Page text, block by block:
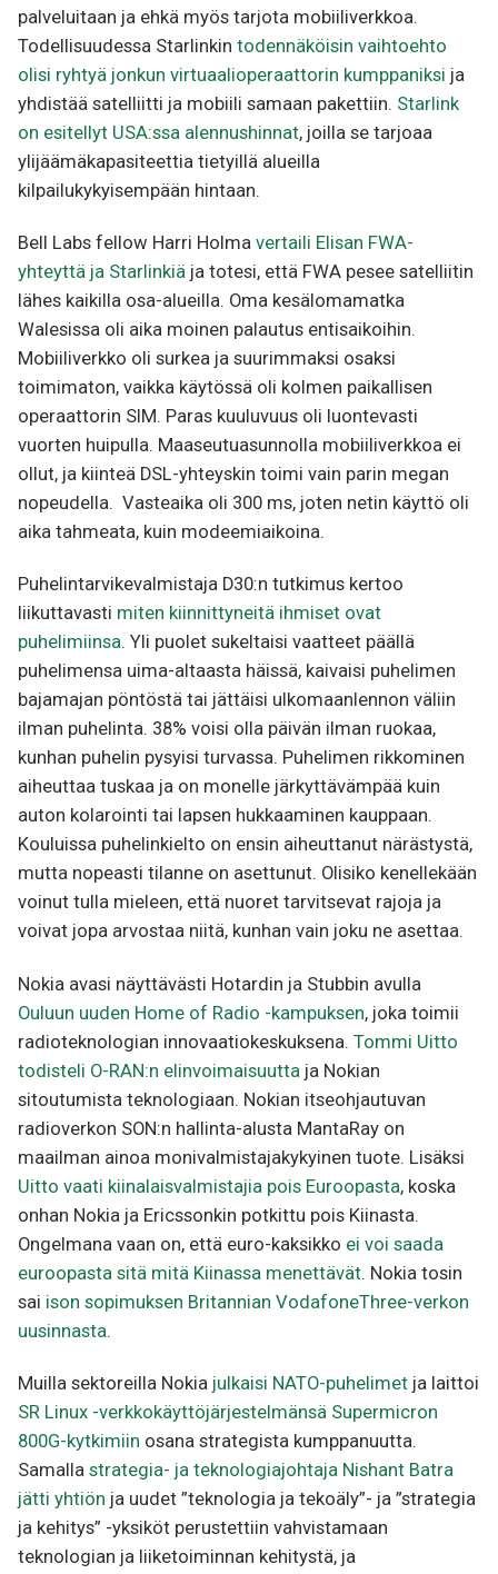
palveluitaan ja ehkä myös tarjota mobiiliverkkoa.
Todellisuudessa Starlinkin todennäköisin vaihtoehto
olisi ryhtyä jonkun virtuaalioperaattorin kumppaniksi ja
yhdistää satelliitti ja mobiili samaan pakettiin. Starlink
on esitellyt USA:ssa alennushinnat, joilla se tarjoaa
ylijäämäkapasiteettia tietyillä alueilla
kilpailukykyisempään hintaan.
Bell Labs fellow Harri Holma vertaili Elisan FWA-
yhteyttä ja Starlinkiä ja totesi, että FWA pesee satelliitin
lähes kaikilla osa-alueilla. Oma kesälomamatka
Walesissa oli aika moinen palautus entisaikoihin.
Mobiiliverkko oli surkea ja suurimmaksi osaksi
toimimaton, vaikka käytössä oli kolmen paikallisen
operaattorin SIM. Paras kuuluvuus oli luontevasti
vuorten huipulla. Maaseutuasunnolla mobiiliverkkoa ei
ollut, ja kiinteä DSL-yhteyskin toimi vain parin megan
nopeudella. Vasteaika oli 300 ms, joten netin käyttö oli
aika tahmeata, kuin modeemiaikoina.
Puhelintarvikevalmistaja D30:n tutkimus kertoo
liikuttavasti miten kiinnittyneitä ihmiset ovat
puhelimiinsa. Yli puolet sukeltaisi vaatteet päällä
puhelimensa uima-altaasta häissä, kaivaisi puhelimen
bajamajan pöntöstä tai jättäisi ulkomaanlennon väliin
ilman puhelinta. 38% voisi olla päivän ilman ruokaa,
kunhan puhelin pysyisi turvassa. Puhelimen rikkominen
aiheuttaa tuskaa ja on monelle järkyttävämpää kuin
auton kolarointi tai lapsen hukkaaminen kauppaan.
Kouluissa puhelinkielto on ensin aiheuttanut närästystä,
mutta nopeasti tilanne on asettunut. Olisiko kenellekään
voinut tulla mieleen, että nuoret tarvitsevat rajoja ja
voivat jopa arvostaa niitä, kunhan vain joku ne asettaa.
Nokia avasi näyttävästi Hotardin ja Stubbin avulla
Ouluun uuden Home of Radio -kampuksen, joka toimii
radioteknologian innovaatiokeskuksena. Tommi Uitto
todisteli O-RAN:n elinvoimaisuutta ja Nokian
sitoutumista teknologiaan. Nokian itseohjautuvan
radioverkon SON:n hallinta-alusta MantaRay on
maailman ainoa monivalmistajakykyinen tuote. Lisäksi
Uitto vaati kiinalaisvalmistajia pois Euroopasta, koska
onhan Nokia ja Ericssonkin potkittu pois Kiinasta.
Ongelmana vaan on, että euro-kaksikko ei voi saada
euroopasta sitä mitä Kiinassa menettävät. Nokia tosin
sai ison sopimuksen Britannian VodafoneThree-verkon
uusinnasta.
Muilla sektoreilla Nokia julkaisi NATO-puhelimet ja laittoi
SR Linux -verkkokäyttöjärjestelmänsä Supermicron
800G-kytkimiin osana strategista kumppanuutta.
Samalla strategia- ja teknologiajohtaja Nishant Batra
jätti yhtiön ja uudet ”teknologia ja tekoäly”- ja ”strategia
ja kehitys” -yksiköt perustettiin vahvistamaan
teknologian ja liiketoiminnan kehitystä, ja